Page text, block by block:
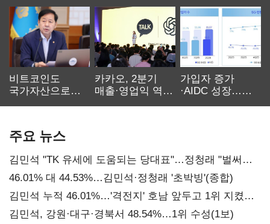
비트코인도
국가자산으로…'
카카오, 2분기
매출·영업익 역대
가입자 증가
·AIDC 성장…
주요 뉴스
김민석 "TK 유세에 도움되는 당대표"…정청래 "벌써
대표된 양 당직 배분"
46.01% 대 44.53%…김민석·정청래 '초박빙'(종합)
김민석 누적 46.01%…'격전지' 호남 앞두고 1위 지켰다
(2보)
김민석, 강원·대구·경북서 48.54%…1위 수성(1보)